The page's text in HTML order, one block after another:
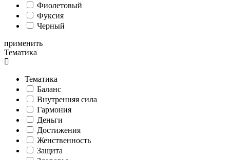
Фиолетовый
Фуксия
Черный
применить
Тематика
Тематика
Баланс
Внутренняя сила
Гармония
Деньги
Достижения
Женственность
Защита